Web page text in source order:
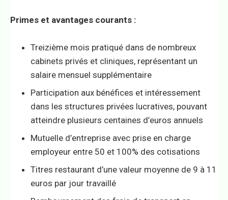
Primes et avantages courants :
Treizième mois pratiqué dans de nombreux
cabinets privés et cliniques, représentant un
salaire mensuel supplémentaire
Participation aux bénéfices et intéressement
dans les structures privées lucratives, pouvant
atteindre plusieurs centaines d’euros annuels
Mutuelle d’entreprise avec prise en charge
employeur entre 50 et 100% des cotisations
Titres restaurant d’une valeur moyenne de 9 à 11
euros par jour travaillé